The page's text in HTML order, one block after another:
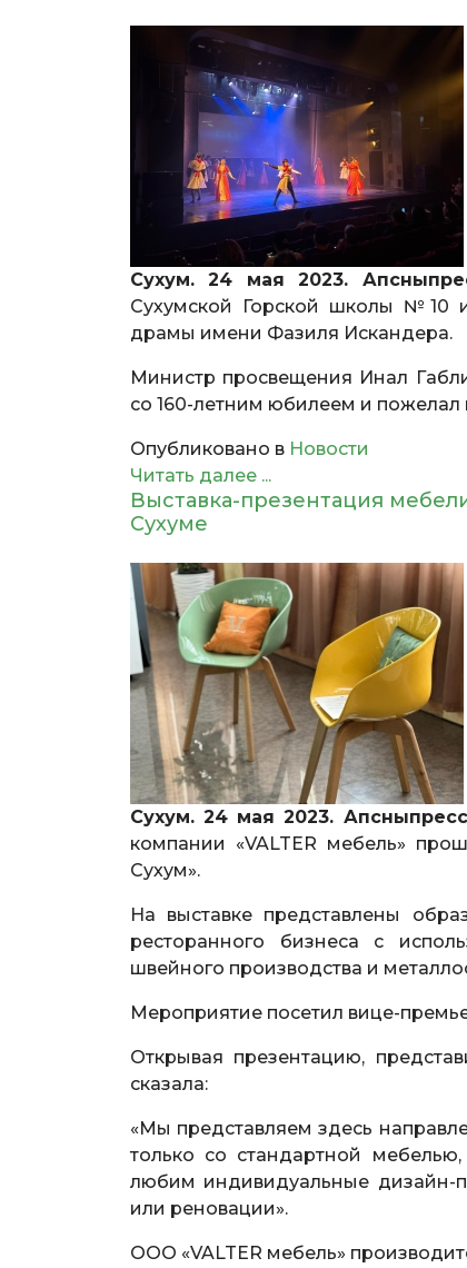
Сухум. 24 мая 2023.
Сухумской Горской школы №10
драмы имени Фазиля Искандера.
Министр просвещения Инал
со 160-летним юбилеем и пожелал
Опубликовано в Новости
Читать далее ...
Выставка-презентация
Сухуме
Сухум. 24 мая 2023. Апсныпресс
компании «VALTER мебель»
Сухум».
На выставке представлены
ресторанного бизнеса с
швейного производства и
Мероприятие посетил вице-
Открывая презентацию,
сказала:
«Мы представляем здесь
только со стандартной
любим индивидуальные дизайн-
или реновации».
ООО «VALTER мебель»